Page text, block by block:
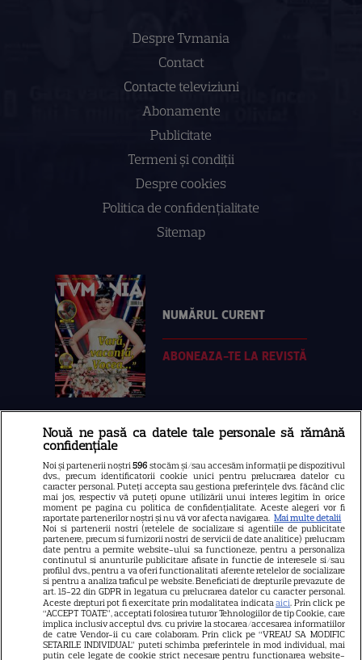
Despre Tvmania
Contact
Contacte televiziuni
Abonamente
Publicitate
Termeni și condiții
Despre cookies
Politica de confidenţialitate
Sitemap
NUMĂRUL CURENT
ABONEAZA-TE LA REVISTĂ
Libertatea
Libertatea pentru femei
GSP
Știri mondene
Avantaje
Elle
Unica
Retete practice
URMĂREȘTE-NE PE
Nouă ne pasă ca datele tale personale să rămână
confidențiale
Noi și partenerii noștri596 stocăm și/sau accesăm informații pe dispozitivul
dvs., precum identificatorii cookie unici pentru prelucrarea datelor cu
caracter personal. Puteți accepta sau gestiona preferințele dvs. făcând clic
mai jos, respectiv vă puteți opune utilizării unui interes legitim în orice
moment pe pagina cu politica de confidențialitate. Aceste alegeri vor fi
raportate partenerilor noștri și nu vă vor afecta navigarea. Mai multe detalii
Noi si partenerii nostri (retelele de socializare si agentiile de publicitate
partenere, precum si furnizorii nostri de servicii de date analitice) prelucram
date pentru a permite website-ului sa functioneze, pentru a personaliza
continutul si anunturile publicitare afisate in functie de interesele si/sau
profilul dvs., pentru a va oferi functionalitati aferente retelelor de socializare
si pentru a analiza traficul pe website. Beneficiati de drepturile prevazute de
art. 15-22 din GDPR in legatura cu prelucrarea datelor cu caracter personal.
Aceste drepturi pot fi exercitate prin modalitatea indicataaici. Prin click pe
“ACCEPT TOATE”, acceptati folosirea tuturor Tehnologiilor de tip Cookie, care
implica inclusiv acceptul dvs. cu privire la stocarea/accesarea informatiilor
de catre Vendor-ii cu care colaboram. Prin click pe “VREAU SA MODIFIC
SETARILE INDIVIDUAL” puteti schimba preferintele in mod individual, mai
putin cele legate de cookie strict necesare pentru functionarea website-